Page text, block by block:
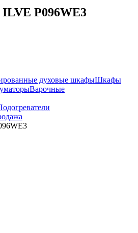
P096WE3
духовые шкафыШкафы
Варочные